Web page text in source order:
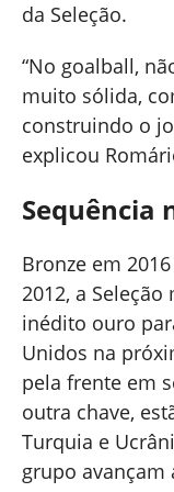
da Seleção.
“No goalball,
muito sólida,
construindo o
explicou
Sequência
Bronze em
2012, a
inédito ouro
Unidos na
pela frente em
outra chave,
Turquia e
grupo avançam